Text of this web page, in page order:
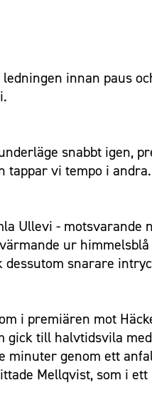
innan paus
snabbt igen,
vi tempo i
Ullevi - motsvarande
ur
snarare
i premiären mot
till halvtidsvila
genom ett
Mellqvist, som i